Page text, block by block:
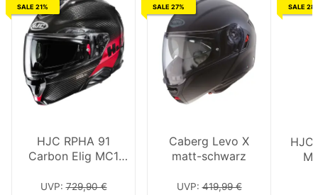
SALE 21%
HJC RPHA 91
Carbon Elig MC1
/ Rot
UVP:729,90 €
SALE 27%
Caberg Levo X
matt-schwarz
UVP:419,99 €
SALE
HJC